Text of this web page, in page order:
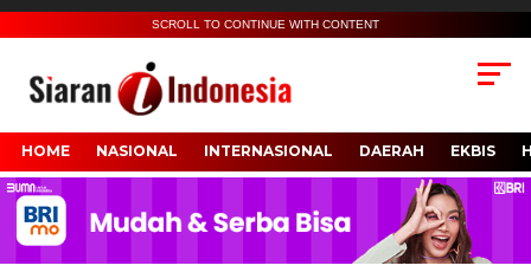
SCROLL TO CONTINUE WITH CONTENT
HOME NASIONAL INTERNASIONAL DAERAH EKBIS